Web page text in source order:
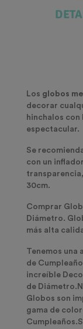
Los globos
decorar
hinchalos
espectacular.
Se
con un
30cm.
Comprar
Diámetro.
más alta
Tenemos una
de
increíble
de
Globos son
gama de